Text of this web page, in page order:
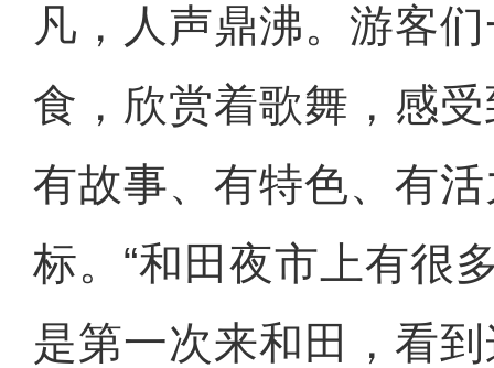
凡，人声鼎沸。游客
食，欣赏着歌舞，感
有故事、有特色、有
标。“和田夜市上有很
是第一次来和田，看